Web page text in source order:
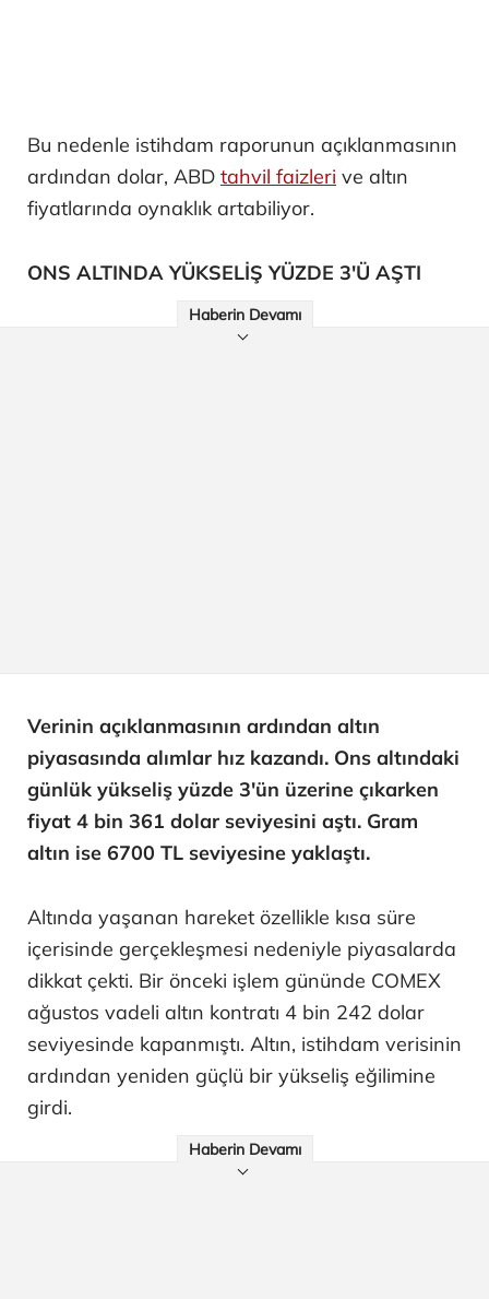
Bu nedenle istihdam raporunun açıklanmasının
ardından dolar, ABD tahvil faizleri ve altın
fiyatlarında oynaklık artabiliyor.
ONS ALTINDA YÜKSELİŞ YÜZDE 3'Ü AŞTI
Haberin Devamı
Verinin açıklanmasının ardından altın
piyasasında alımlar hız kazandı. Ons altındaki
günlük yükseliş yüzde 3'ün üzerine çıkarken
fiyat 4 bin 361 dolar seviyesini aştı. Gram
altın ise 6700 TL seviyesine yaklaştı.
Altında yaşanan hareket özellikle kısa süre
içerisinde gerçekleşmesi nedeniyle piyasalarda
dikkat çekti. Bir önceki işlem gününde COMEX
ağustos vadeli altın kontratı 4 bin 242 dolar
seviyesinde kapanmıştı. Altın, istihdam verisinin
ardından yeniden güçlü bir yükseliş eğilimine
girdi.
Haberin Devamı